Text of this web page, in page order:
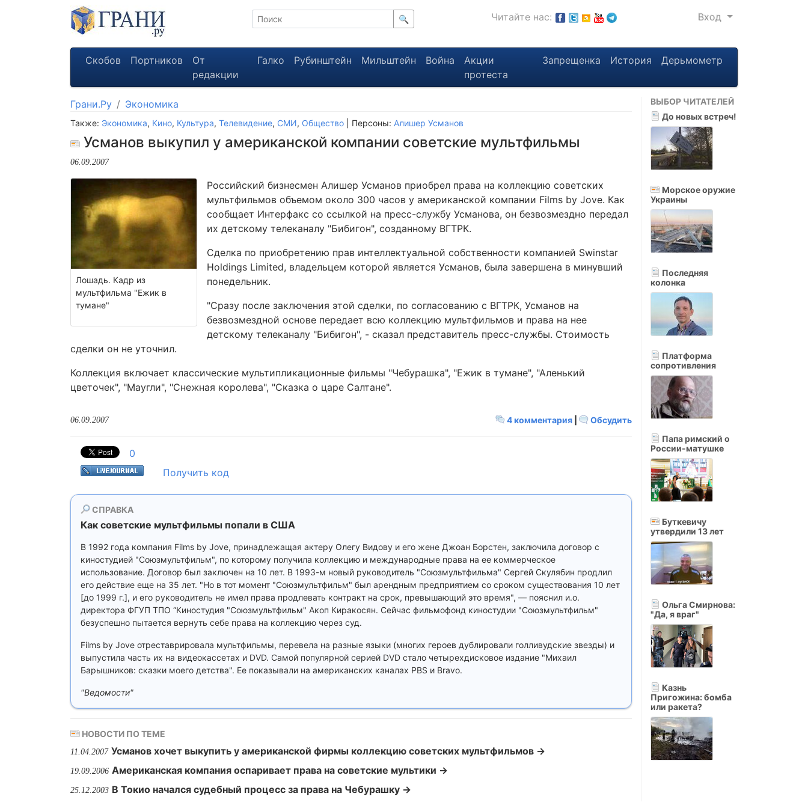
🔍 Читайте нас: Вход
Скобов Портников
От
редакции
Галко Рубинштейн Мильштейн Война
Акции
протеста
Запрещенка История Дерьмометр
Грани.Ру Экономика
Также: Экономика, Кино, Культура, Телевидение, СМИ, Общество | Персоны: Алишер Усманов
Усманов выкупил у американской компании советские мультфильмы
06.09.2007
Лошадь. Кадр из
мультфильма "Ежик в
тумане"
Российский бизнесмен Алишер Усманов приобрел права на коллекцию советских
мультфильмов объемом около 300 часов у американской компании Films by Jove. Как
сообщает Интерфакс со ссылкой на пресс-службу Усманова, он безвозмездно передал
их детскому телеканалу "Бибигон", созданному ВГТРК.
Сделка по приобретению прав интеллектуальной собственности компанией Swinstar
Holdings Limited, владельцем которой является Усманов, была завершена в минувший
понедельник.
"Сразу после заключения этой сделки, по согласованию с ВГТРК, Усманов на
безвозмездной основе передает всю коллекцию мультфильмов и права на нее
детскому телеканалу "Бибигон", - сказал представитель пресс-службы. Стоимость
сделки он не уточнил.
Коллекция включает классические мультипликационные фильмы "Чебурашка", "Ежик в тумане", "Аленький
цветочек", "Маугли", "Снежная королева", "Сказка о царе Салтане".
4 комментария Обсудить
06.09.2007
0
Получить код
СПРАВКА
Как советские мультфильмы попали в США
В 1992 года компания Films by Jove, принадлежащая актеру Олегу Видову и его жене Джоан Борстен, заключила договор с
киностудией "Союзмультфильм", по которому получила коллекцию и международные права на ее коммерческое
использование. Договор был заключен на 10 лет. В 1993-м новый руководитель "Союзмультфильма" Сергей Скулябин продлил
его действие еще на 35 лет. "Но в тот момент "Союзмультфильм" был арендным предприятием со сроком существования 10 лет
[до 1999 г.], и его руководитель не имел права продлевать контракт на срок, превышающий это время", — пояснил и.о.
директора ФГУП ТПО “Киностудия "Союзмультфильм" Акоп Киракосян. Сейчас фильмофонд киностудии "Союзмультфильм"
безуспешно пытается вернуть себе права на коллекцию через суд.
Films by Jove отреставрировала мультфильмы, перевела на разные языки (многих героев дублировали голливудские звезды) и
выпустила часть их на видеокассетах и DVD. Самой популярной серией DVD стало четырехдисковое издание "Михаил
Барышников: сказки моего детства". Ее показывали на американских каналах PBS и Bravo.
"Ведомости"
НОВОСТИ ПО ТЕМЕ
11.04.2007 Усманов хочет выкупить у американской фирмы коллекцию советских мультфильмов →
19.09.2006 Американская компания оспаривает права на советские мультики →
25.12.2003 В Токио начался судебный процесс за права на Чебурашку →
ВЫБОР ЧИТАТЕЛЕЙ
До новых встреч!
Морское оружие
Украины
Последняя
колонка
Платформа
сопротивления
Папа римский о
России-матушке
Буткевичу
утвердили 13 лет
Ольга Смирнова:
"Да, я враг"
Казнь
Пригожина: бомба
или ракета?